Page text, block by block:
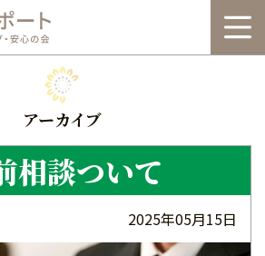
アーカイブ
相談ついて
2025年05月15日